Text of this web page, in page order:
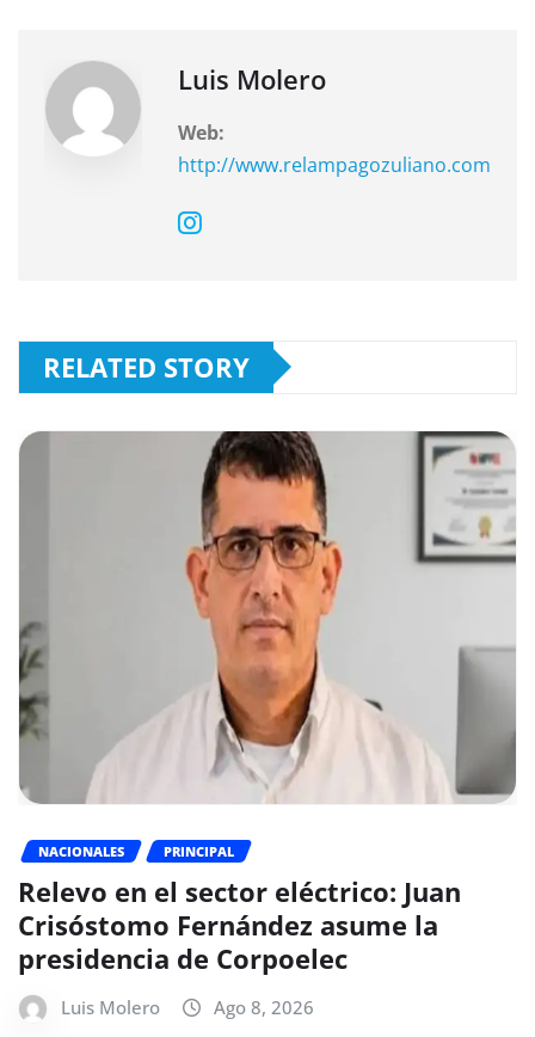
o
o
k
p Luis Molero
Web:
http://www.relampagozuliano.com
RELATED STORY
NACIONALES PRINCIPAL
Relevo en el sector eléctrico: Juan
Crisóstomo Fernández asume la
presidencia de Corpoelec
Luis Molero Ago 8, 2026